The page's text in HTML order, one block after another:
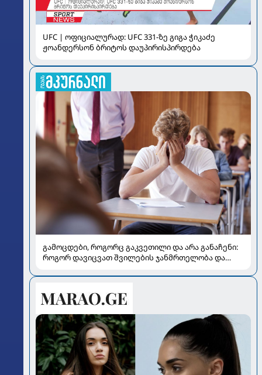
UFC | ოფიციალურად: UFC 331-ზე გიგა ჭიკაძე
ჟოანდერსონ ბრიტოს დაუპირისპირდება
გამოცდები, როგორც გაკვეთილი და არა განაჩენი:
როგორ დავიცვათ შვილების ჯანმრთელობა და